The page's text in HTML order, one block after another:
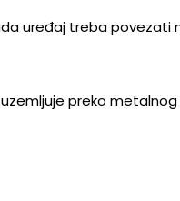
uređaj treba povezati
preko